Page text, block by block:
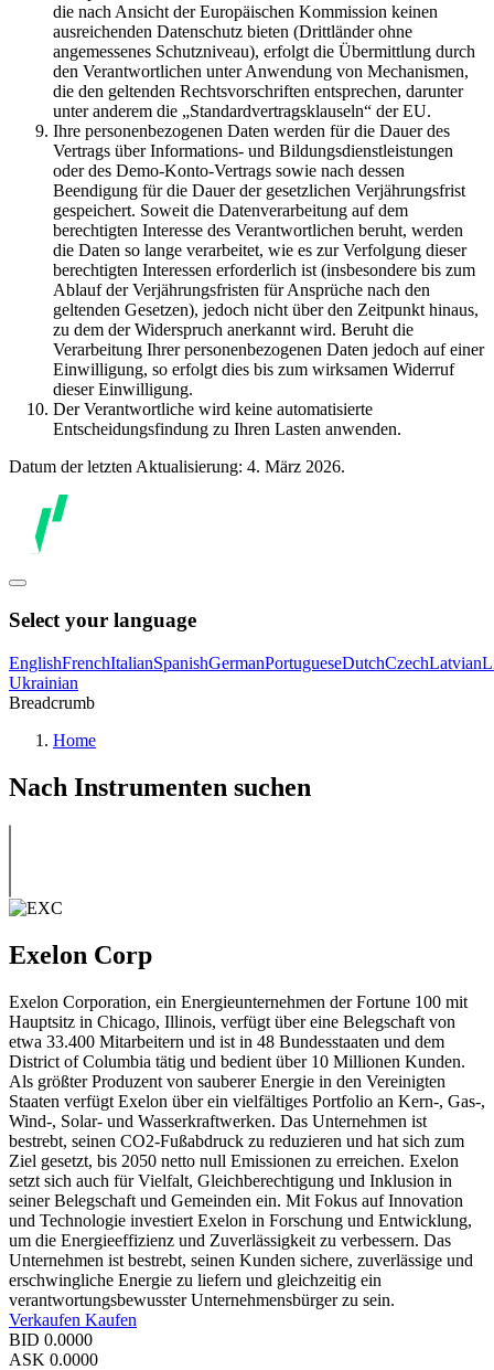
die nach Ansicht der Europäischen Kommission keinen
ausreichenden Datenschutz bieten (Drittländer ohne
angemessenes Schutzniveau), erfolgt die Übermittlung durch
den Verantwortlichen unter Anwendung von Mechanismen,
die den geltenden Rechtsvorschriften entsprechen, darunter
unter anderem die „Standardvertragsklauseln“ der EU.
Ihre personenbezogenen Daten werden für die Dauer des
Vertrags über Informations- und Bildungsdienstleistungen
oder des Demo-Konto-Vertrags sowie nach dessen
Beendigung für die Dauer der gesetzlichen Verjährungsfrist
gespeichert. Soweit die Datenverarbeitung auf dem
berechtigten Interesse des Verantwortlichen beruht, werden
die Daten so lange verarbeitet, wie es zur Verfolgung dieser
berechtigten Interessen erforderlich ist (insbesondere bis zum
Ablauf der Verjährungsfristen für Ansprüche nach den
geltenden Gesetzen), jedoch nicht über den Zeitpunkt hinaus,
zu dem der Widerspruch anerkannt wird. Beruht die
Verarbeitung Ihrer personenbezogenen Daten jedoch auf einer
Einwilligung, so erfolgt dies bis zum wirksamen Widerruf
dieser Einwilligung.
Der Verantwortliche wird keine automatisierte
Entscheidungsfindung zu Ihren Lasten anwenden.
Datum der letzten Aktualisierung: 4. März 2026.
Select your language
EnglishFrenchItalianSpanishGermanPortugueseDutchCzechLatvian
Ukrainian
Breadcrumb
Home
Nach Instrumenten suchen
Exelon Corp
Exelon Corporation, ein Energieunternehmen der Fortune 100 mit
Hauptsitz in Chicago, Illinois, verfügt über eine Belegschaft von
etwa 33.400 Mitarbeitern und ist in 48 Bundesstaaten und dem
District of Columbia tätig und bedient über 10 Millionen Kunden.
Als größter Produzent von sauberer Energie in den Vereinigten
Staaten verfügt Exelon über ein vielfältiges Portfolio an Kern-, Gas-,
Wind-, Solar- und Wasserkraftwerken. Das Unternehmen ist
bestrebt, seinen CO2-Fußabdruck zu reduzieren und hat sich zum
Ziel gesetzt, bis 2050 netto null Emissionen zu erreichen. Exelon
setzt sich auch für Vielfalt, Gleichberechtigung und Inklusion in
seiner Belegschaft und Gemeinden ein. Mit Fokus auf Innovation
und Technologie investiert Exelon in Forschung und Entwicklung,
um die Energieeffizienz und Zuverlässigkeit zu verbessern. Das
Unternehmen ist bestrebt, seinen Kunden sichere, zuverlässige und
erschwingliche Energie zu liefern und gleichzeitig ein
verantwortungsbewusster Unternehmensbürger zu sein.
Verkaufen Kaufen
BID 0.0000
ASK 0.0000